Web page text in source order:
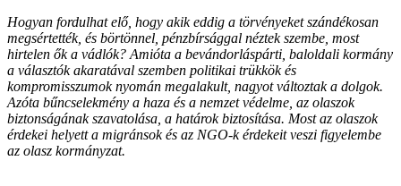
Hogyan fordulhat elő, hogy akik eddig a törvényeket szándékosan
megsértették, és börtönnel, pénzbírsággal néztek szembe, most
hirtelen ők a vádlók? Amióta a bevándorláspárti, baloldali kormány
a választók akaratával szemben politikai trükkök és
kompromisszumok nyomán megalakult, nagyot változtak a dolgok.
Azóta bűncselekmény a haza és a nemzet védelme, az olaszok
biztonságának szavatolása, a határok biztosítása. Most az olaszok
érdekei helyett a migránsok és az NGO-k érdekeit veszi figyelembe
az olasz kormányzat.